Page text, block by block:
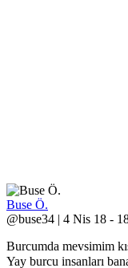
Buse Ö.
@buse34 | 4 Nis 18 -
Burcumda mevsimim
Yay burcu insanları